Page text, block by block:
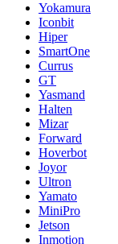
Yokamura
Iconbit
Hiper
SmartOne
Currus
GT
Yasmand
Halten
Mizar
Forward
Hoverbot
Joyor
Ultron
Yamato
MiniPro
Jetson
Inmotion